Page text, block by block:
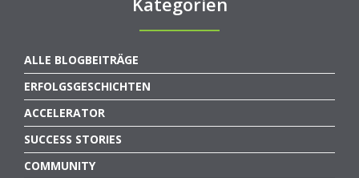
ALLE BLOGBEITRÄGE
ERFOLGSGESCHICHTEN
ACCELERATOR
SUCCESS STORIES
COMMUNITY